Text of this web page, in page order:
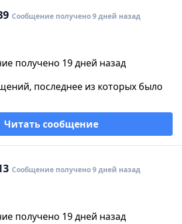
Сообщение получено 9 дней назад
получено 19 дней назад
последнее из которых было
Читать сообщение
Сообщение получено 9 дней назад
получено 19 дней назад